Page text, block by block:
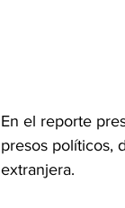
En el reporte
presos políticos,
extranjera.